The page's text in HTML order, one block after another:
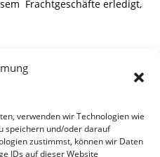
verwenden wir Technologien wie
speichern und/oder darauf
zustimmst, können wir Daten
IDs auf dieser Website
Frachtgeschäfte erledigt,
sich um einen
hat und